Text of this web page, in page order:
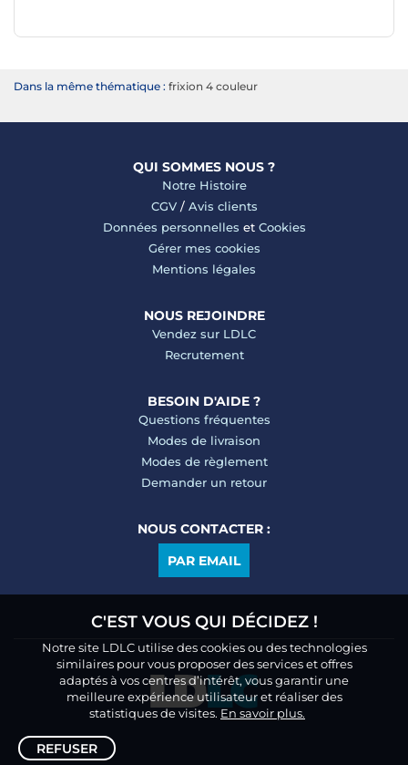
C'EST VOUS QUI DÉCIDEZ !
Notre site LDLC utilise des cookies ou des technologies
similaires pour vous proposer des services et offres
adaptés à vos centres d’intérêt, vous garantir une
meilleure expérience utilisateur et réaliser des
statistiques de visites. En savoir plus.
REFUSER
Dans la même thématique : frixion 4 couleur
QUI SOMMES NOUS ?
Notre Histoire
CGV/ Avis clients
Données personnelles et Cookies
Gérer mes cookies
Mentions légales
NOUS REJOINDRE
Vendez sur LDLC
Recrutement
BESOIN D'AIDE ?
Questions fréquentes
Modes de livraison
Modes de règlement
Demander un retour
NOUS CONTACTER :
PAR EMAIL